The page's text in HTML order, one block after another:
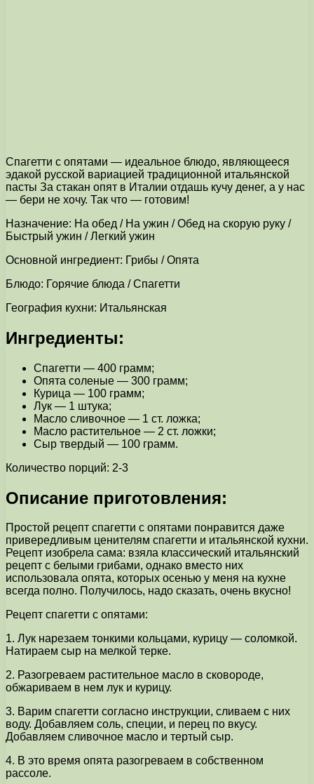
Спагетти с опятами — идеальное блюдо, являющееся
эдакой русской вариацией традиционной итальянской
пасты За стакан опят в Италии отдашь кучу денег, а у нас
— бери не хочу. Так что — готовим!
Назначение: На обед / На ужин / Обед на скорую руку /
Быстрый ужин / Легкий ужин
Основной ингредиент: Грибы / Опята
Блюдо: Горячие блюда / Спагетти
География кухни: Итальянская
Ингредиенты:
Спагетти — 400 грамм;
Опята соленые — 300 грамм;
Курица — 100 грамм;
Лук — 1 штука;
Масло сливочное — 1 ст. ложка;
Масло растительное — 2 ст. ложки;
Сыр твердый — 100 грамм.
Количество порций: 2-3
Описание приготовления:
Простой рецепт спагетти с опятами понравится даже
привередливым ценителям спагетти и итальянской кухни.
Рецепт изобрела сама: взяла классический итальянский
рецепт с белыми грибами, однако вместо них
использовала опята, которых осенью у меня на кухне
всегда полно. Получилось, надо сказать, очень вкусно!
Рецепт спагетти с опятами:
1. Лук нарезаем тонкими кольцами, курицу — соломкой.
Натираем сыр на мелкой терке.
2. Разогреваем растительное масло в сковороде,
обжариваем в нем лук и курицу.
3. Варим спагетти согласно инструкции, сливаем с них
воду. Добавляем соль, специи, и перец по вкусу.
Добавляем сливочное масло и тертый сыр.
4. В это время опята разогреваем в собственном
рассоле.